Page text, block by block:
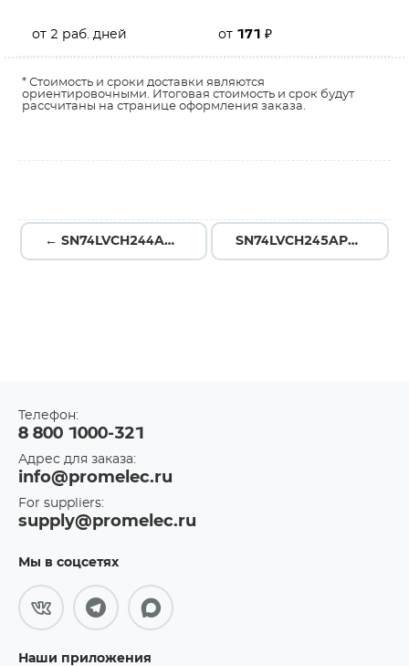
от 2 раб. дней от 171 ₽
* Стоимость и сроки доставки являются
ориентировочными. Итоговая стоимость и срок будут
рассчитаны на странице оформления заказа.
← SN74LVCH244APWR SN74LVCH245APW →
Телефон:
8 800 1000-321
Адрес для заказа:
info@promelec.ru
For suppliers:
supply@promelec.ru
Мы в соцсетях
Наши приложения